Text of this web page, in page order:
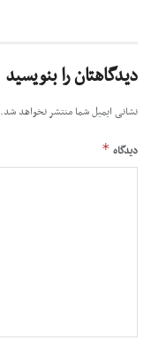
دیدگاهتان را بنویسید
نشانی ایمیل شما منتشر نخواهد شد.
دیدگاه *